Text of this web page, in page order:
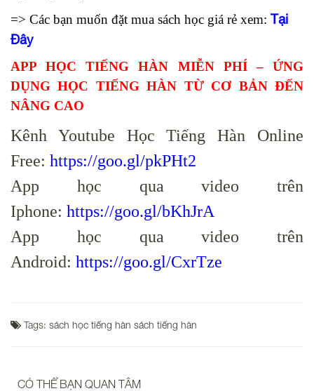
=> Các bạn muốn đặt mua sách học giá rẻ xem: Tại
Đây
APP HỌC TIẾNG HÀN MIỄN PHÍ – ỨNG
DỤNG HỌC TIẾNG HÀN TỪ CƠ BẢN ĐẾN
NÂNG CAO
Kênh Youtube Học Tiếng Hàn Online
Free: https://goo.gl/pkPHt2
App học qua video trên
Iphone: https://goo.gl/bKhJrA
App học qua video trên
Android: https://goo.gl/CxrTze
Tags: sách học tiếng hàn sách tiếng hàn
CÓ THỂ BẠN QUAN TÂM